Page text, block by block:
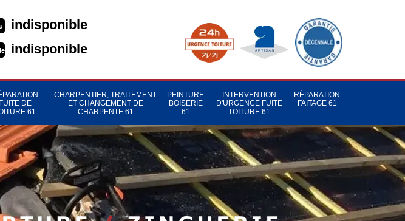
indisponible
indisponible
FUITE DE
61
CHARPENTIER, TRAITEMENT
ET CHANGEMENT DE
CHARPENTE 61
PEINTURE
BOISERIE
61
INTERVENTION
D'URGENCE FUITE
TOITURE 61
RÉPARATION
FAITAGE 61